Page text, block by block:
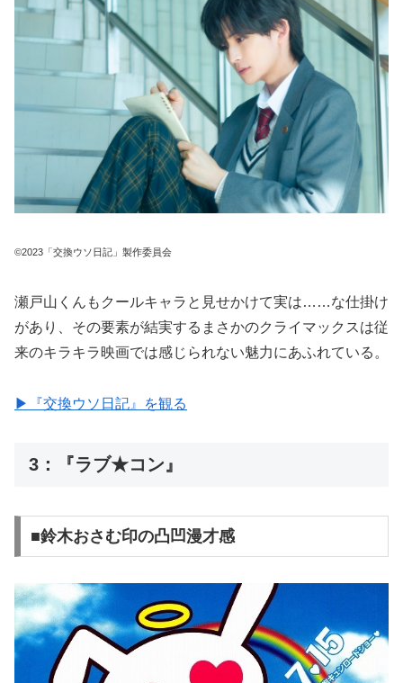
©2023「交換ウソ日記」製作委員会
瀬戸山くんもクールキャラと見せかけて実は……な仕掛け
があり、その要素が結実するまさかのクライマックスは従
来のキラキラ映画では感じられない魅力にあふれている。
▶︎『交換ウソ日記』を観る
3：『ラブ★コン』
■鈴木おさむ印の凸凹漫才感